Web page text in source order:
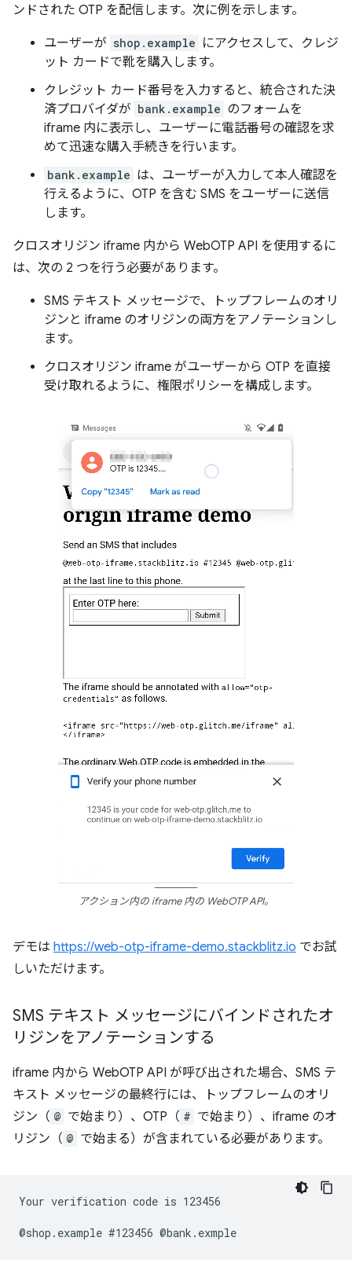
ンドされた OTP を配信します。次に例を示します。
ユーザーが shop.example にアクセスして、クレジ
ット カードで靴を購入します。
クレジット カード番号を入力すると、統合された決
済プロバイダが bank.example のフォームを
iframe 内に表示し、ユーザーに電話番号の確認を求
めて迅速な購入手続きを行います。
bank.example は、ユーザーが入力して本人確認を
行えるように、OTP を含む SMS をユーザーに送信
します。
クロスオリジン iframe 内から WebOTP API を使用するに
は、次の 2 つを行う必要があります。
SMS テキスト メッセージで、トップフレームのオリ
ジンと iframe のオリジンの両方をアノテーションし
ます。
クロスオリジン iframe がユーザーから OTP を直接
受け取れるように、権限ポリシーを構成します。
アクション内の iframe 内の WebOTP API。
デモは https://web-otp-iframe-demo.stackblitz.io でお試
しいただけます。
SMS テキスト メッセージにバインドされたオ
リジンをアノテーションする
iframe 内から WebOTP API が呼び出された場合、SMS テ
キスト メッセージの最終行には、トップフレームのオリ
ジン（ @ で始まり）、OTP（ # で始まり）、iframe のオ
リジン（ @ で始まる）が含まれている必要があります。
Your verification code is 123456